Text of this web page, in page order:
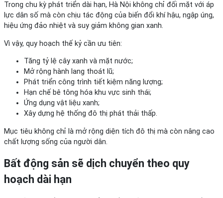
Trong chu kỳ phát triển dài hạn, Hà Nội không chỉ đối mặt với áp
lực dân số mà còn chịu tác động của biến đổi khí hậu, ngập úng,
hiệu ứng đảo nhiệt và suy giảm không gian xanh.
Vì vậy, quy hoạch thế kỷ cần ưu tiên:
Tăng tỷ lệ cây xanh và mặt nước;
Mở rộng hành lang thoát lũ;
Phát triển công trình tiết kiệm năng lượng;
Hạn chế bê tông hóa khu vực sinh thái;
Ứng dụng vật liệu xanh;
Xây dựng hệ thống đô thị phát thải thấp.
Mục tiêu không chỉ là mở rộng diện tích đô thị mà còn nâng cao
chất lượng sống của người dân.
Bất động sản sẽ dịch chuyển theo quy
hoạch dài hạn